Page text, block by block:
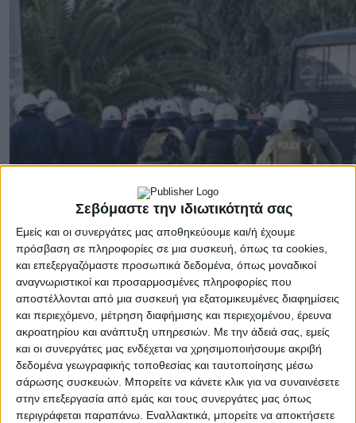
Σεβόμαστε την ιδιωτικότητά σας
Εμείς και οι συνεργάτες μας αποθηκεύουμε και/ή έχουμε
πρόσβαση σε πληροφορίες σε μια συσκευή, όπως τα cookies,
και επεξεργαζόμαστε προσωπικά δεδομένα, όπως μοναδικοί
αναγνωριστικοί και προσαρμοσμένες πληροφορίες που
αποστέλλονται από μια συσκευή για εξατομικευμένες διαφημίσεις
και περιεχόμενο, μέτρηση διαφήμισης και περιεχομένου, έρευνα
ακροατηρίου και ανάπτυξη υπηρεσιών. Με την άδειά σας, εμείς
και οι συνεργάτες μας ενδέχεται να χρησιμοποιήσουμε ακριβή
δεδομένα γεωγραφικής τοποθεσίας και ταυτοποίησης μέσω
σάρωσης συσκευών. Μπορείτε να κάνετε κλικ για να συναινέσετε
στην επεξεργασία από εμάς και τους συνεργάτες μας όπως
περιγράφεται παραπάνω. Εναλλακτικά, μπορείτε να αποκτήσετε
(EUROKINISSI/ΓΙΩΡΓΟΣ ΚΟΝΤΑΡΙΝΗΣ)